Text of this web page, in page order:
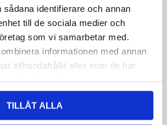
identifierare och annan
till de sociala medier och
som vi samarbetar med.
informationen med annan
tillhandahållit eller som de har
TILLÅT ALLA
godkänner du att vi sparar
mer om hur vi behandlar dina